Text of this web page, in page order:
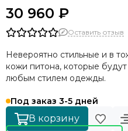
30 960 ₽
Оставить отзыв
Невероятно стильные и в
кожи питона, которые
любым стилем одежды.
Под заказ 3-5 дней
В корзину